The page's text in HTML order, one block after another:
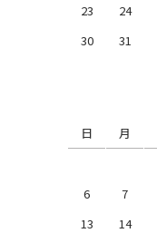
23
24
30
31
日 月
6
7
13
14